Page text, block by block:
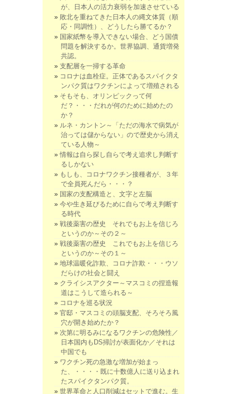
が、日本人の活力衰弱を加速させている
敗北を重ねてきた日本人の縄文体質（順
応・同調性）、どうしたら勝てるか？
国家紙幣を導入できない場合、どう国債
問題を解決するか。世界協調、通貨増発
共認。
支配層を一掃する革命
コロナは血栓症。正体であるスパイクタ
ンパク質はワクチンによって増殖される
そもそも、オリンピックって何
だ？・・・だれが何のために始めたの
か？
ルネ・カントン～「ただの海水で病気が
治っては儲からない」ので歴史から消え
ている人物～
情報は自ら探し自らで考え追求し判断す
るしかない
もしも、コロナワクチン接種者が、３年
で全員死んだら・・・？
国家の支配構造と、文字と左脳
今や生き延びるために自らで考え判断す
る時代
戦後薬害の歴史 それでもお上を信じろ
というのか～その２～
戦後薬害の歴史 これでもお上を信じろ
というのか～その１～
地球温暖化詐欺、コロナ詐欺・・・ウソ
だらけの社会と闘え
クライシスアクター～マスコミの捏造報
道はこうして造られる～
コロナを巡る状況
官邸・マスコミの頭脳支配、そろそろ風
穴が開き始めたか？
次第に明るみになるワクチンの危険性／
日本国内もDS掃討が表面化か／それは
中国でも
ワクチン死の急激な増加が始まっ
た、・・・・既に十数億人に送り込まれ
たスパイクタンパク質。
世界革命と人口削減はセットで進む。生